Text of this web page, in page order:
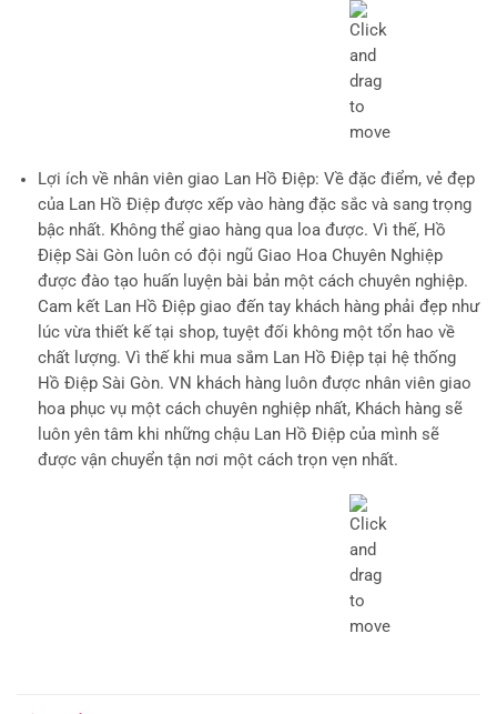
Lợi ích về nhân viên giao Lan Hồ Điệp: Về đặc điểm, vẻ đẹp
của Lan Hồ Điệp được xếp vào hàng đặc sắc và sang trọng
bậc nhất. Không thể giao hàng qua loa được. Vì thế, Hồ
Điệp Sài Gòn luôn có đội ngũ Giao Hoa Chuyên Nghiệp
được đào tạo huấn luyện bài bản một cách chuyên nghiệp.
Cam kết Lan Hồ Điệp giao đến tay khách hàng phải đẹp như
lúc vừa thiết kế tại shop, tuyệt đối không một tổn hao về
chất lượng. Vì thế khi mua sắm Lan Hồ Điệp tại hệ thống
Hồ Điệp Sài Gòn. VN khách hàng luôn được nhân viên giao
hoa phục vụ một cách chuyên nghiệp nhất, Khách hàng sẽ
luôn yên tâm khi những chậu Lan Hồ Điệp của mình sẽ
được vận chuyển tận nơi một cách trọn vẹn nhất.